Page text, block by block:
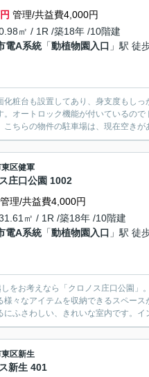
管理/共益費4,000円
㎡ / 1R /築18年 /10階建
電A系統「動植物園入口 」駅 徒
化粧台も設置してあり、身支度もし
オートロック機能が付いているの
ちらの物件の駐車場は、現在空き
区健軍
庄口公園 1002
管理/共益費4,000円
㎡ / 1R /築18年 /10階建
電A系統「動植物園入口 」駅 徒
をお考えなら「クロノス庄口公園
々なアイテムを収納できるスペー
ふさわしい、きれいな室内です。
区新生
新生 401